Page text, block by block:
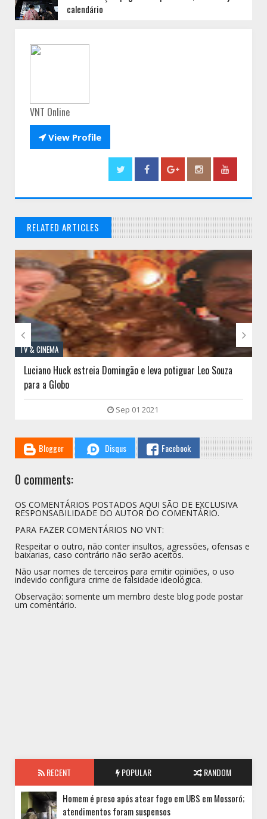
calendário
VNT Online
View Profile
RELATED ARTICLES
// THATS WHAT YOU MIGHT BE LOOKING FOR
TV & CINEMA
Luciano Huck estreia Domingão e leva potiguar Leo Souza
para a Globo
Sep 01 2021
 
Blogger Disqus Facebook
0 comments:
OS COMENTÁRIOS POSTADOS AQUI SÃO DE EXCLUSIVA
RESPONSABILIDADE DO AUTOR DO COMENTÁRIO.
PARA FAZER COMENTÁRIOS NO VNT:
Respeitar o outro, não conter insultos, agressões, ofensas e
baixarias, caso contrário não serão aceitos.
Não usar nomes de terceiros para emitir opiniões, o uso
indevido configura crime de falsidade ideológica.
Observação: somente um membro deste blog pode postar
um comentário.
RECENT POPULAR RANDOM
Homem é preso após atear fogo em UBS em Mossoró;
atendimentos foram suspensos